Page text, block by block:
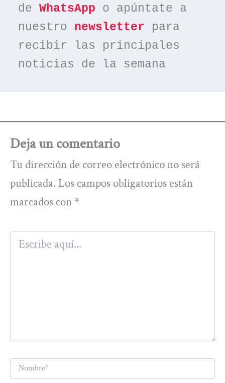
de WhatsApp o apúntate a
nuestro newsletter para
recibir las principales
noticias de la semana
Deja un comentario
Tu dirección de correo electrónico no será
publicada. Los campos obligatorios están
marcados con *
Escribe
aquí...
Nombre*